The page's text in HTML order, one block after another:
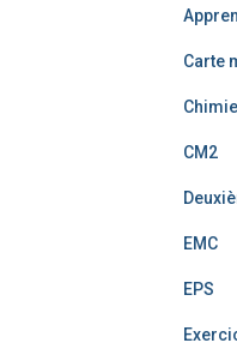
Carte
Chimie
CM2
EMC
EPS